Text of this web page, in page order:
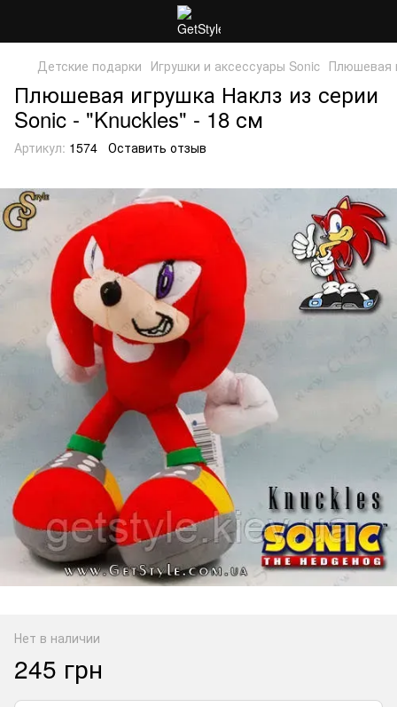
Детские подарки Игрушки и аксессуары Sonic Плюшевая
Плюшевая игрушка Наклз из серии
Sonic - "Knuckles" - 18 см
Артикул: 1574 Оставить отзыв
Нет в наличии
245 грн